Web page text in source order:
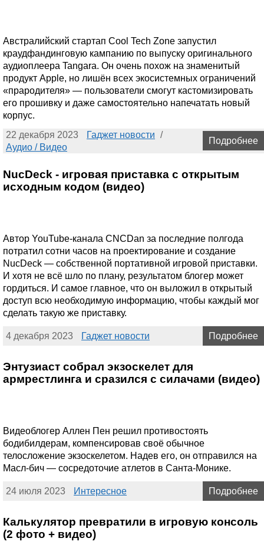
Австралийский стартап Cool Tech Zone запустил
краудфандинговую кампанию по выпуску оригинального
аудиоплеера Tangara. Он очень похож на знаменитый
продукт Apple, но лишён всех экосистемных ограничений
«прародителя» — пользователи смогут кастомизировать
его прошивку и даже самостоятельно напечатать новый
корпус.
22 декабря 2023
Гаджет новости /
Аудио / Видео
Подробнее
NucDeck - игровая приставка с открытым
исходным кодом (видео)
Автор YouTube-канала CNCDan за последние полгода
потратил сотни часов на проектирование и создание
NucDeck — собственной портативной игровой приставки.
И хотя не всё шло по плану, результатом блогер может
гордиться. И самое главное, что он выложил в открытый
доступ всю необходимую информацию, чтобы каждый мог
сделать такую же приставку.
4 декабря 2023 Гаджет новости Подробнее
Энтузиаст собрал экзоскелет для
армрестлинга и сразился с силачами (видео)
Видеоблогер Аллен Пен решил противостоять
бодибилдерам, компенсировав своё обычное
телосложение экзоскелетом. Надев его, он отправился на
Масл-бич — сосредоточие атлетов в Санта-Монике.
24 июля 2023 Интересное Подробнее
Калькулятор превратили в игровую консоль
(2 фото + видео)